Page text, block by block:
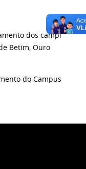
dos campi
Betim, Ouro
do Campus